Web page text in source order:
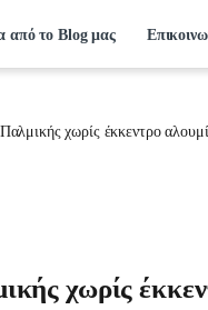
από το Blog μας
χωρίς έκκεντρο
χωρίς